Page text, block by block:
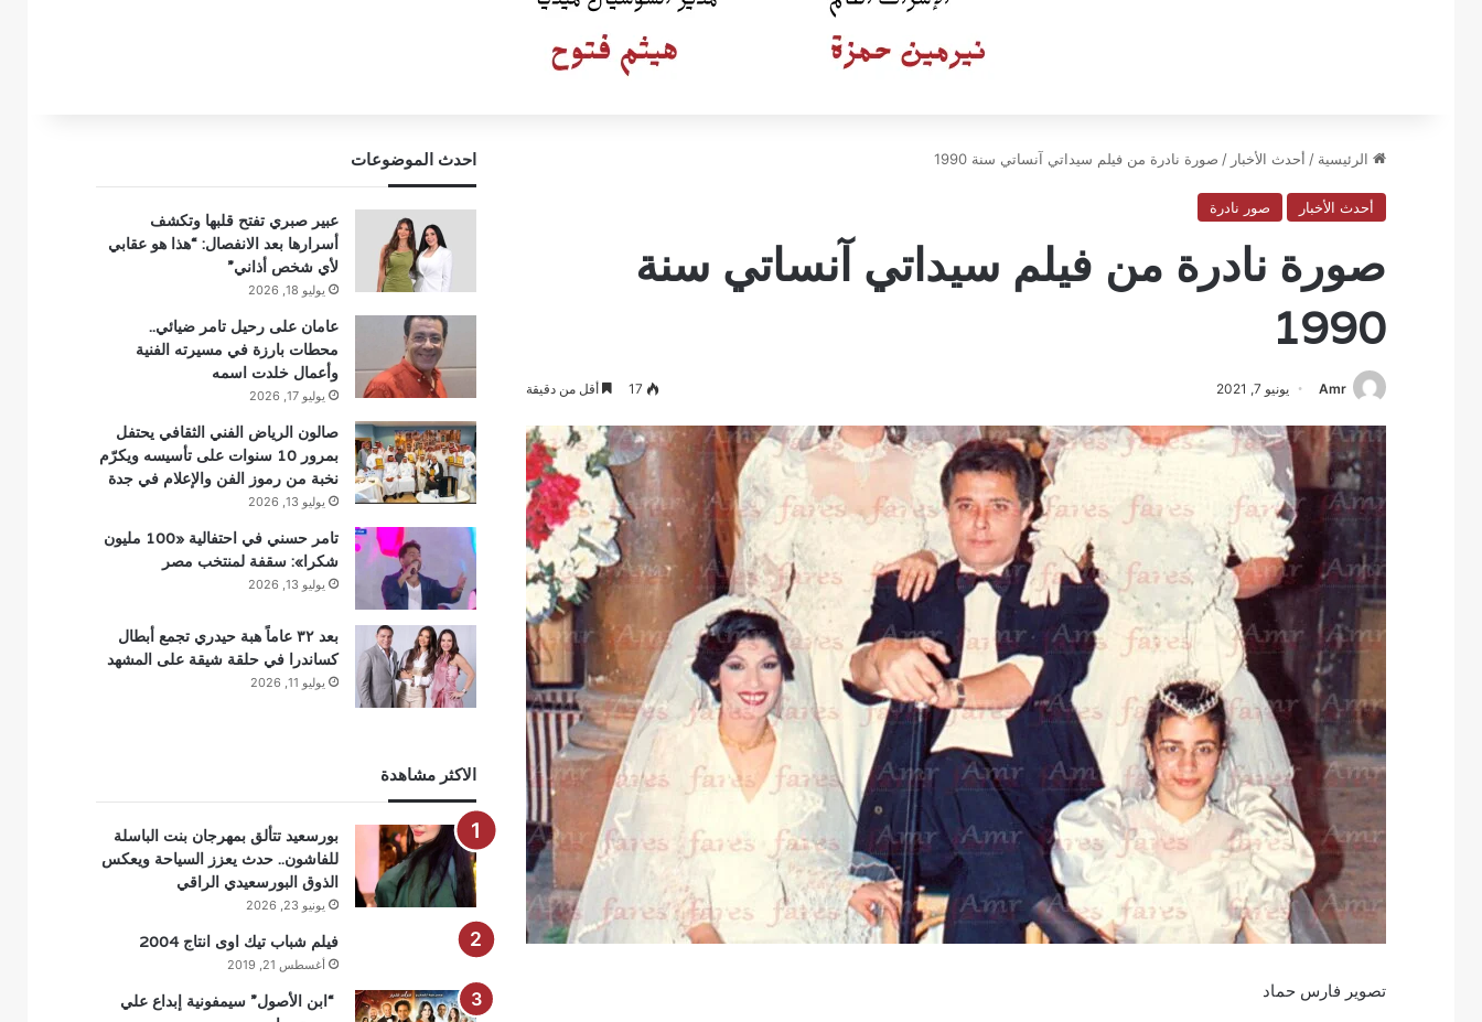
الرئيسية / أحدث الأخبار / صورة نادرة من فيلم سيداتي آنساتي سنة 1990
أحدث الأخبار صور نادرة
صورة نادرة من فيلم سيداتي آنساتي سنة
1990
Amr يونيو 7, 2021 17 أقل من دقيقة
تصوير فارس حماد
احدث الموضوعات
عبير صبري تفتح قلبها وتكشف
أسرارها بعد الانفصال: “هذا هو عقابي
لأي شخص أذاني”
يوليو 18, 2026
عامان على رحيل تامر ضيائي..
محطات بارزة في مسيرته الفنية
وأعمال خلدت اسمه
يوليو 17, 2026
صالون الرياض الفني الثقافي يحتفل
بمرور 10 سنوات على تأسيسه ويكرّم
نخبة من رموز الفن والإعلام في جدة
يوليو 13, 2026
تامر حسني في احتفالية «100 مليون
شكرا»: سقفة لمنتخب مصر
يوليو 13, 2026
بعد ٣٢ عاماً هبة حيدري تجمع أبطال
كساندرا في حلقة شيقة على المشهد
يوليو 11, 2026
الاكثر مشاهدة
بورسعيد تتألق بمهرجان بنت الباسلة
للفاشون.. حدث يعزز السياحة ويعكس
الذوق البورسعيدي الراقي
يونيو 23, 2026
فيلم شباب تيك اوى انتاج 2004
أغسطس 21, 2019
“ابن الأصول” سيمفونية إبداع علي